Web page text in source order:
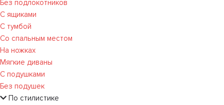
Без подлокотников
С ящиками
С тумбой
Со спальным местом
На ножках
Мягкие диваны
С подушками
Без подушек
По стилистике